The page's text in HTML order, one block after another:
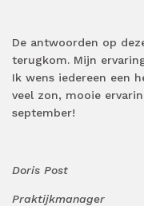
De antwoorden op
terugkom. Mijn
Ik wens iedereen een
veel zon, mooie
september!
Doris Post
Praktijkmanager